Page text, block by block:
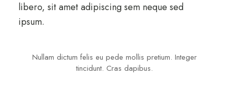
libero, sit amet adipiscing sem neque sed
ipsum.
Nullam dictum felis eu pede mollis pretium. Integer
tincidunt. Cras dapibus.